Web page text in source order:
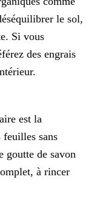
le sol,
Si vous
des engrais
est la
sans
goutte de savon
à rincer